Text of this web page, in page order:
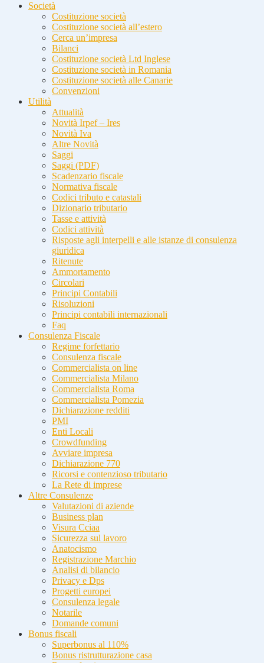
Società
Costituzione società
Costituzione società all’estero
Cerca un’impresa
Bilanci
Costituzione società Ltd Inglese
Costituzione società in Romania
Costituzione società alle Canarie
Convenzioni
Utilità
Attualità
Novità Irpef – Ires
Novità Iva
Altre Novità
Saggi
Saggi (PDF)
Scadenzario fiscale
Normativa fiscale
Codici tributo e catastali
Dizionario tributario
Tasse e attività
Codici attività
Risposte agli interpelli e alle istanze di consulenza
giuridica
Ritenute
Ammortamento
Circolari
Principi Contabili
Risoluzioni
Principi contabili internazionali
Faq
Consulenza Fiscale
Regime forfettario
Consulenza fiscale
Commercialista on line
Commercialista Milano
Commercialista Roma
Commercialista Pomezia
Dichiarazione redditi
PMI
Enti Locali
Crowdfunding
Avviare impresa
Dichiarazione 770
Ricorsi e contenzioso tributario
La Rete di imprese
Altre Consulenze
Valutazioni di aziende
Business plan
Visura Cciaa
Sicurezza sul lavoro
Anatocismo
Registrazione Marchio
Analisi di bilancio
Privacy e Dps
Progetti europei
Consulenza legale
Notarile
Domande comuni
Bonus fiscali
Superbonus al 110%
Bonus ristrutturazione casa